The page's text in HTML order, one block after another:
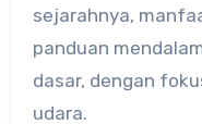
sejarahnya,
panduan
dasar, dengan
udara.